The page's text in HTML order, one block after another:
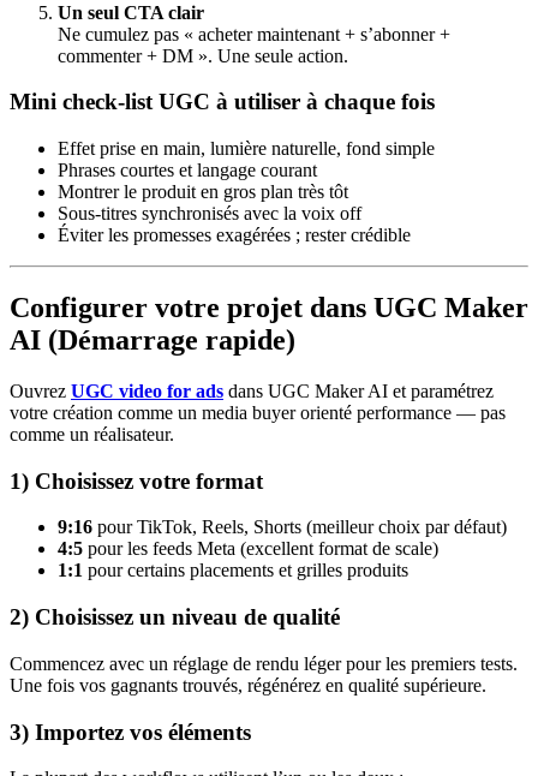
Un seul CTA clair
Ne cumulez pas « acheter maintenant + s’abonner +
commenter + DM ». Une seule action.
Mini check-list UGC à utiliser à chaque fois
Effet prise en main, lumière naturelle, fond simple
Phrases courtes et langage courant
Montrer le produit en gros plan très tôt
Sous-titres synchronisés avec la voix off
Éviter les promesses exagérées ; rester crédible
Configurer votre projet dans UGC Maker
AI (Démarrage rapide)
Ouvrez UGC video for ads dans UGC Maker AI et paramétrez
votre création comme un media buyer orienté performance — pas
comme un réalisateur.
1) Choisissez votre format
9:16 pour TikTok, Reels, Shorts (meilleur choix par défaut)
4:5 pour les feeds Meta (excellent format de scale)
1:1 pour certains placements et grilles produits
2) Choisissez un niveau de qualité
Commencez avec un réglage de rendu léger pour les premiers tests.
Une fois vos gagnants trouvés, régénérez en qualité supérieure.
3) Importez vos éléments